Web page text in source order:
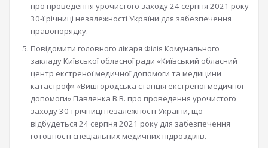
про проведення урочистого заходу 24 серпня 2021 року
30-ї річниці незалежності України для забезпечення
правопорядку.
Повідомити головного лікаря Філія Комунального
закладу Київської обласної ради «Київський обласний
центр екстреної медичної допомоги та медицини
катастроф» «Вишгородська станція екстреної медичної
допомоги» Павленка В.В. про проведення урочистого
заходу 30-ї річниці незалежності України, що
відбудеться 24 серпня 2021 року для забезпечення
готовності спеціальних медичних підрозділів.